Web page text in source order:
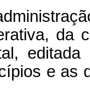
da
e as